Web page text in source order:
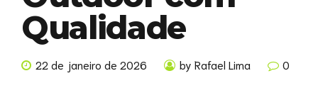
Qualidade
22 de janeiro de 2026 by Rafael Lima 0